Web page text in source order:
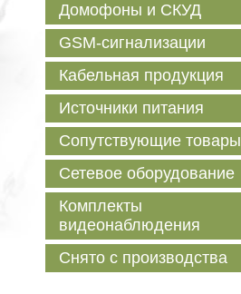
Домофоны и СКУД
GSM-сигнализации
Кабельная продукция
Источники питания
Сопутствующие товары
Сетевое оборудование
Комплекты
видеонаблюдения
Снято с производства